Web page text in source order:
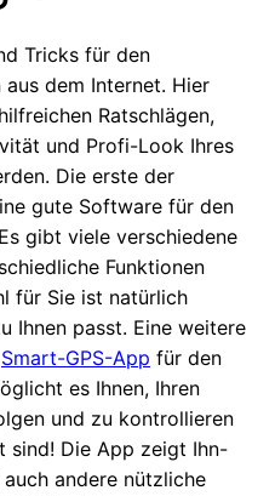
Tricks für den
dem Internet. Hier
Ratschlägen,
und Profi-Look Ihres
Die erste der
gute Software für den
gibt viele verschiedene
Funktionen
für Sie ist natürlich
Ihnen passt. Eine weitere
Smart-GPS-App für den
es Ihnen, Ihren
und zu kontrollieren
sind! Die App zeigt Ihn-
andere nützliche